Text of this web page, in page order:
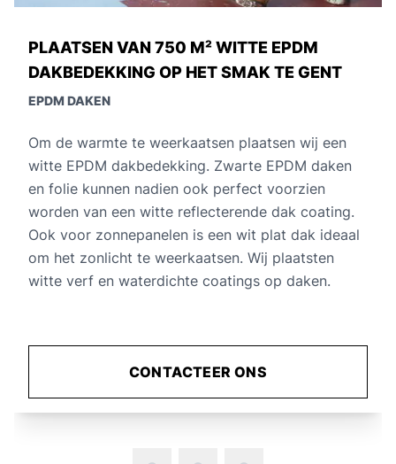
RENOVATIE DAKBEDEKKING 3000 M²
PRODUCTIEHAL TE ZEEBRUGGE MET
GRIJZE EPDM LINER
In 2020 heeft HWV Facilities de grijze EPDM
gerepareerd op een bestaand geïsoleerd dak in de
haven van Zeebrugge. Het oude dak was
losgekomen door de windbelasting. Het nieuwe
EPDM dak werd grotendeels gelijmd, maar ook
bevestigd met andere mechanische technieken.
CONTACTEER ONS